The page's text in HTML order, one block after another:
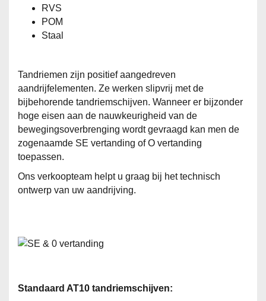
RVS
POM
Staal
Tandriemen zijn positief aangedreven
aandrijfelementen. Ze werken slipvrij met de
bijbehorende tandriemschijven. Wanneer er bijzonder
hoge eisen aan de nauwkeurigheid van de
bewegingsoverbrenging wordt gevraagd kan men de
zogenaamde SE vertanding of O vertanding
toepassen.
Ons verkoopteam helpt u graag bij het technisch
ontwerp van uw aandrijving.
Standaard AT10 tandriemschijven: